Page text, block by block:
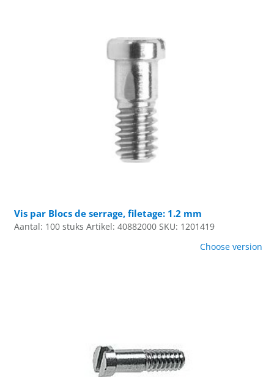
Vis par Blocs de serrage, filetage: 1.2 mm
Aantal: 100 stuks Artikel: 40882000 SKU: 1201419
Choose version